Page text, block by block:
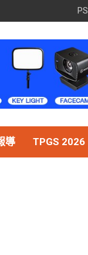
PS
導 TPGS 2026